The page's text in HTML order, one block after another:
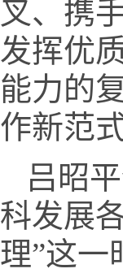
叉、携
发挥优
能力的
作新范式
吕昭
科发展
理”这一